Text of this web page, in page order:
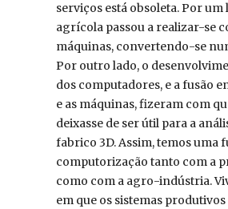
serviços está obsoleta. Por um
agrícola passou a realizar-se
máquinas, convertendo-se
Por outro lado, o
dos computadores, e a fusão
e as máquinas, fizeram com
deixasse de ser útil para a
fabrico 3D. Assim, temos uma
computorização tanto com a
como com a agro-indústria.
em que os sistemas